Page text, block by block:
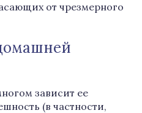
от чрезмерного
зависит ее
(в частности,